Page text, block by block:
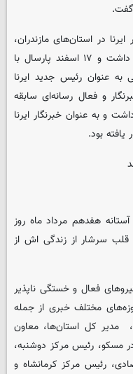
در استان‌های مازندران،
خراسان رضوی و خراسان شمالی فعالیت داشت و ۱۷ اسفند پارسال با
به عنوان رئیس جدید ایرنا
و فعال رسانه‌ای سابقه
و به عنوان خبرنگار ایرنا
بود.
هفدهم مرداد ماه روز
سرشار از زندگی اش از
فعال و خستگی ناپذیر
مختلف خبری از جمله
مدیر کل استان‌ها، معاون
مسکو، رئیس مرکز دوشنبه،
رئیس مرکز کرمانشاه و